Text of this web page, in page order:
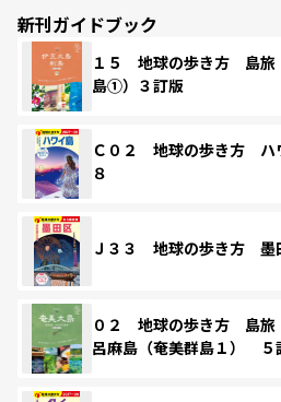
新刊ガイドブック
１５ 地球の歩き方 島
島①）３訂版
Ｃ０２ 地球の歩き方 ハ
８
Ｊ３３ 地球の歩き方 墨
０２ 地球の歩き方 島
呂麻島（奄美群島１） ５